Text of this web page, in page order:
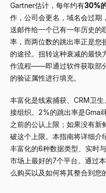
Gartner估计，每年约有30%
作，公司会更名，域名会过期
送邮件给一个已有一年历史的
率，而两位数的跳出率正是您
的途径。扭转这种衰减的最快
作流程——即通过软件获取部
的验证属性进行填充。
丰富化是线索捕获、CRM卫
接组织。2%的跳出率是
之前的公认上限；如果没有新
破这个上限。本指南将详细
丰富化的6种数据类型、实时
市场上最好的7个平台。通过
么购买以及如何将其整合到您